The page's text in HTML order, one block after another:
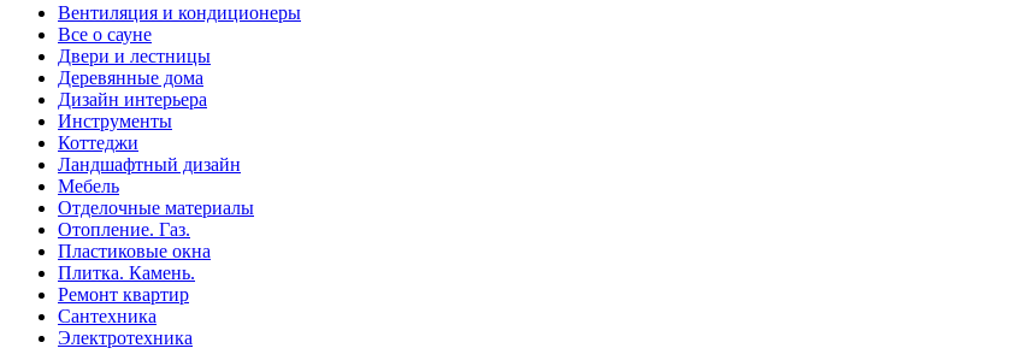
Вентиляция и кондиционеры
Все о сауне
Двери и лестницы
Деревянные дома
Дизайн интерьера
Инструменты
Коттеджи
Ландшафтный дизайн
Мебель
Отделочные материалы
Отопление. Газ.
Пластиковые окна
Плитка. Камень.
Ремонт квартир
Сантехника
Электротехника